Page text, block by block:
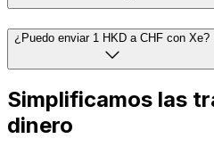
¿Puedo enviar 1 HKD a CHF con Xe?
Simplificamos las
dinero